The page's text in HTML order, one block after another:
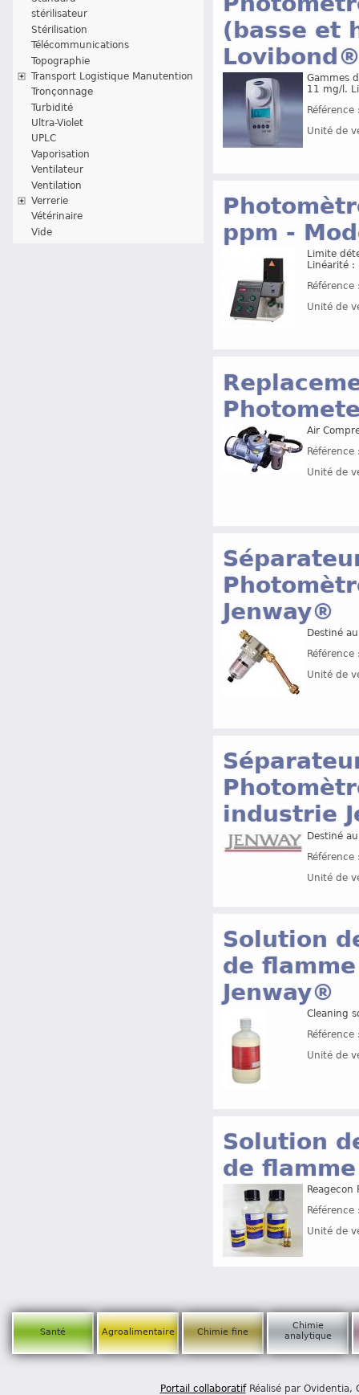
stérilisateur
Stérilisation
Télécommunications
Topographie
Transport Logistique Manutention
Tronçonnage
Turbidité
Ultra-Violet
UPLC
Vaporisation
Ventilateur
Ventilation
Verrerie
Vétérinaire
Vide
(basse et
Gammes
11 mg/l.
Unité de
ppm -
Limite
Linéarité :
Unité de
Air
Unité de
Jenway®
Destiné
Unité de
industrie
Destiné
Unité de
Solution
de
Jenway®
Cleaning
Unité de
Solution
de flamme
Unité de
Santé Agroalimentaire Chimie fine
Chimie
analytique
Portail collaboratifRéalisé par Ovidentia,